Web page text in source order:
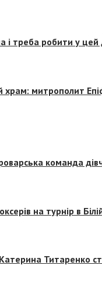
і треба робити у цей
митрополит
команда
на турнір в
Титаренко